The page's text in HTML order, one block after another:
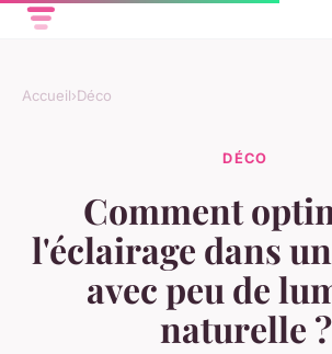
Accueil›Déco
DÉCO
Comment
l'éclairage dans
avec peu de
naturelle ?